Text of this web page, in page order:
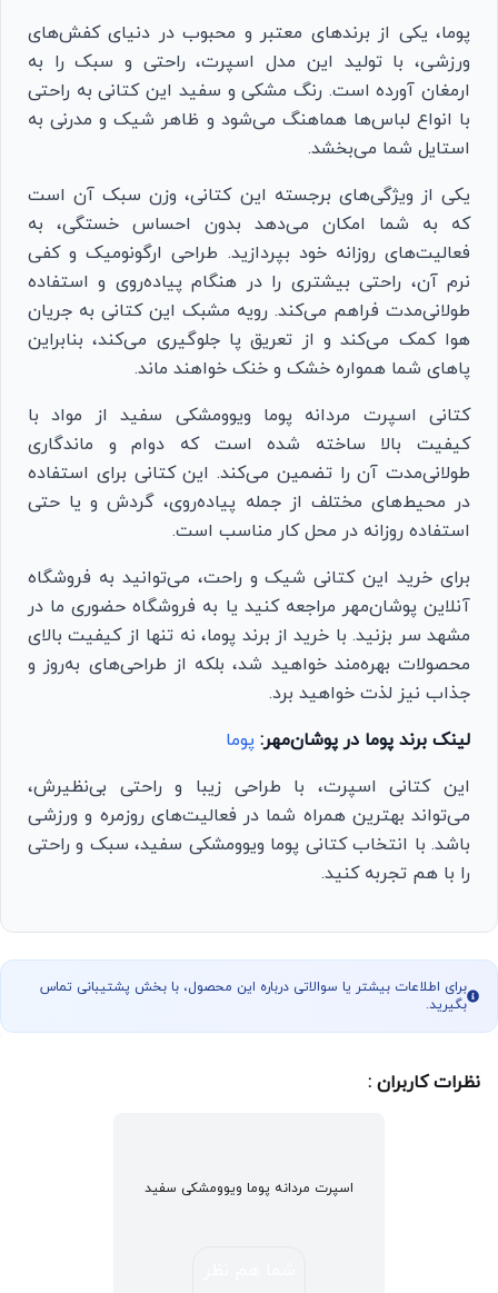
پوما، یکی از برندهای معتبر و محبوب در دنیای کفش‌های
ورزشی، با تولید این مدل اسپرت، راحتی و سبک را به
ارمغان آورده است. رنگ مشکی و سفید این کتانی به راحتی
با انواع لباس‌ها هماهنگ می‌شود و ظاهر شیک و مدرنی به
استایل شما می‌بخشد.
یکی از ویژگی‌های برجسته این کتانی، وزن سبک آن است
که به شما امکان می‌دهد بدون احساس خستگی، به
فعالیت‌های روزانه خود بپردازید. طراحی ارگونومیک و کفی
نرم آن، راحتی بیشتری را در هنگام پیاده‌روی و استفاده
طولانی‌مدت فراهم می‌کند. رویه مشبک این کتانی به جریان
هوا کمک می‌کند و از تعریق پا جلوگیری می‌کند، بنابراین
پاهای شما همواره خشک و خنک خواهند ماند.
کتانی اسپرت مردانه پوما ویوومشکی سفید از مواد با
کیفیت بالا ساخته شده است که دوام و ماندگاری
طولانی‌مدت آن را تضمین می‌کند. این کتانی برای استفاده
در محیط‌های مختلف از جمله پیاده‌روی، گردش و یا حتی
استفاده روزانه در محل کار مناسب است.
برای خرید این کتانی شیک و راحت، می‌توانید به فروشگاه
آنلاین پوشان‌مهر مراجعه کنید یا به فروشگاه حضوری ما در
مشهد سر بزنید. با خرید از برند پوما، نه تنها از کیفیت بالای
محصولات بهره‌مند خواهید شد، بلکه از طراحی‌های به‌روز و
جذاب نیز لذت خواهید برد.
لینک برند پوما در پوشان‌مهر:پوما
این کتانی اسپرت، با طراحی زیبا و راحتی بی‌نظیرش،
می‌تواند بهترین همراه شما در فعالیت‌های روزمره و ورزشی
باشد. با انتخاب کتانی پوما ویوومشکی سفید، سبک و راحتی
را با هم تجربه کنید.
برای اطلاعات بیشتر یا سوالاتی درباره این محصول، با بخش پشتیبانی تماس
بگیرید.
نظرات کاربران :
اسپرت مردانه پوما ویوومشکی سفید